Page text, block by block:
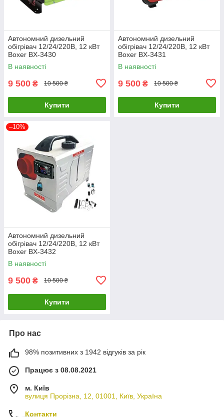
Автономний дизельний
обігрівач 12/24/220В, 12 кВт
Boxer BX-3430
В наявності
9 500 ₴ 10 500 ₴
Купити
Автономний дизельний
обігрівач 12/24/220В, 12 кВт
Boxer BX-3431
В наявності
9 500 ₴ 10 500 ₴
Купити
–10%
Автономний дизельний
обігрівач 12/24/220В, 12 кВт
Boxer BX-3432
В наявності
9 500 ₴ 10 500 ₴
Купити
Про нас
98% позитивних з 1942 відгуків за рік
Працює з 08.08.2021
м. Київ
вулиця Прорізна, 12, 01001, Київ, Україна
Контакти